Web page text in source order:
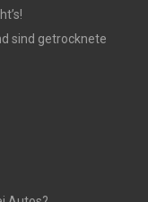
sind getrocknete